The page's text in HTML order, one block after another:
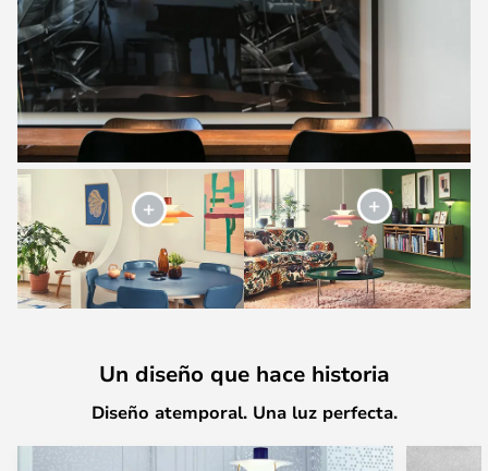
Un diseño que hace historia
Diseño atemporal. Una luz perfecta.